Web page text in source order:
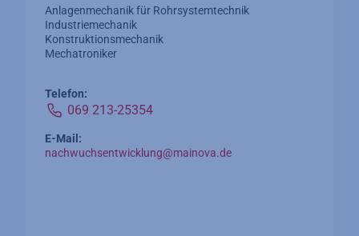
Anlagenmechanik für Rohrsystemtechnik
Industriemechanik
Konstruktionsmechanik
Mechatroniker
Telefon:
069 213-25354
E-Mail:
nachwuchsentwicklung@mainova.de